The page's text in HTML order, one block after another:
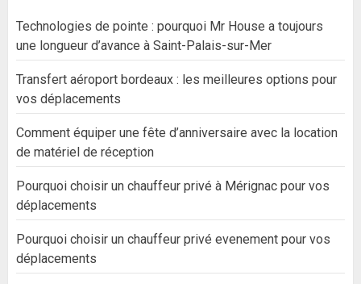
Technologies de pointe : pourquoi Mr House a toujours
une longueur d’avance à Saint-Palais-sur-Mer
Transfert aéroport bordeaux : les meilleures options pour
vos déplacements
Comment équiper une fête d’anniversaire avec la location
de matériel de réception
Pourquoi choisir un chauffeur privé à Mérignac pour vos
déplacements
Pourquoi choisir un chauffeur privé evenement pour vos
déplacements